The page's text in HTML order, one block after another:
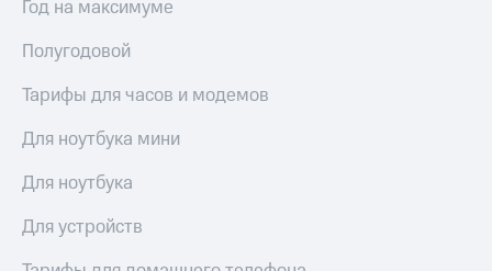
Год на максимуме
Полугодовой
Тарифы для часов и модемов
Для ноутбука мини
Для ноутбука
Для устройств